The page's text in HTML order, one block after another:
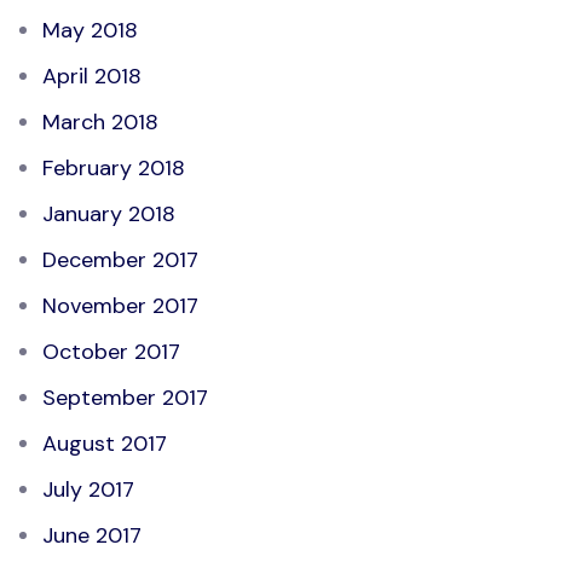
May 2018
April 2018
March 2018
February 2018
January 2018
December 2017
November 2017
October 2017
September 2017
August 2017
July 2017
June 2017